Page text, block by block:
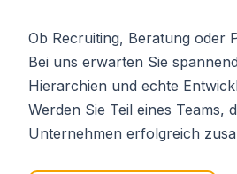
Ob Recruiting, Beratung oder
Bei uns erwarten Sie
Hierarchien und echte
Werden Sie Teil eines Teams,
Unternehmen erfolgreich